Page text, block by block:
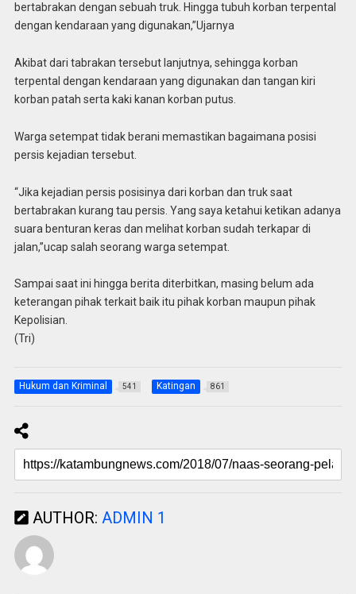
bertabrakan dengan sebuah truk. Hingga tubuh korban terpental
dengan kendaraan yang digunakan,”Ujarnya
Akibat dari tabrakan tersebut lanjutnya, sehingga korban
terpental dengan kendaraan yang digunakan dan tangan kiri
korban patah serta kaki kanan korban putus.
Warga setempat tidak berani memastikan bagaimana posisi
persis kejadian tersebut.
“Jika kejadian persis posisinya dari korban dan truk saat
bertabrakan kurang tau persis. Yang saya ketahui ketikan adanya
suara benturan keras dan melihat korban sudah terkapar di
jalan,”ucap salah seorang warga setempat.
Sampai saat ini hingga berita diterbitkan, masing belum ada
keterangan pihak terkait baik itu pihak korban maupun pihak
Kepolisian.
(Tri)
Hukum dan Kriminal 541 Katingan 861
AUTHOR: ADMIN 1